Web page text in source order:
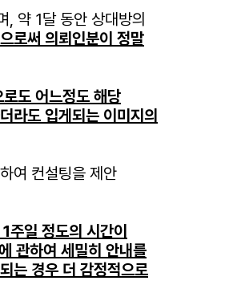
, 약 1달 동안 상대방의
로써 의뢰인분이 정말
도 어느정도 해당
라도 입게되는 이미지의
여 컨설팅을 제안
주일 정도의 시간이
관하여 세밀히 안내를
는 경우 더 감정적으로